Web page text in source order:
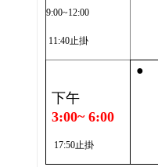
9:00~12:00
11:40止掛
下午
3:00~ 6:00
17:50止掛
●